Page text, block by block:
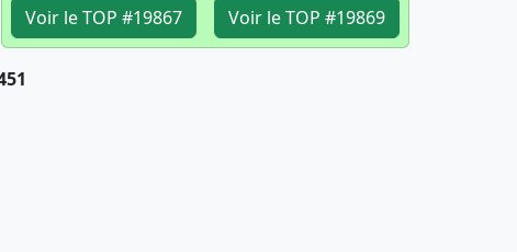
Voir le TOP #19867
Voir le TOP #19869